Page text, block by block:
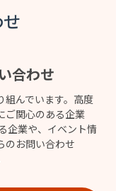
合わせ
組んでいます。高度
ご関心のある企業
企業や、イベント情
のお問い合わせ